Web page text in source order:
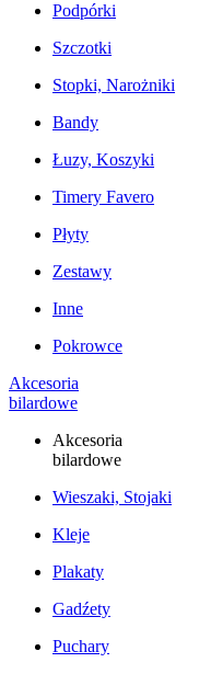
Podpórki
Szczotki
Stopki, Narożniki
Bandy
Łuzy, Koszyki
Timery Favero
Płyty
Zestawy
Inne
Pokrowce
Akcesoria
bilardowe
Akcesoria
bilardowe
Wieszaki, Stojaki
Kleje
Plakaty
Gadźety
Puchary